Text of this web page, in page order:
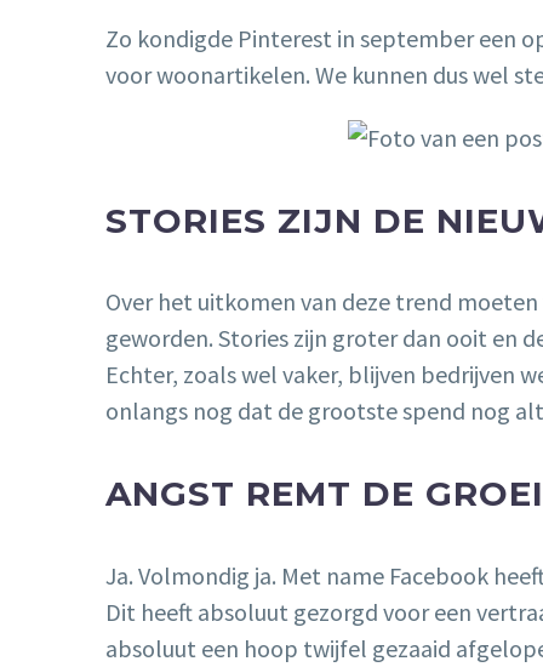
Zo kondigde Pinterest in september een
voor woonartikelen. We kunnen dus wel
STORIES ZIJN DE
Over het uitkomen van deze trend
geworden. Stories zijn groter dan ooit en
Echter, zoals wel vaker, blijven bedrijven
onlangs nog dat de grootste spend nog
ANGST REMT DE GROEI
Ja. Volmondig ja. Met name Facebook
Dit heeft absoluut gezorgd voor een
absoluut een hoop twijfel gezaaid